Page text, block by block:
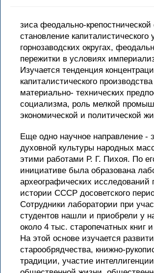
зиса феодально-
становление капиталистического
горнозаводских округах,
пережитки в условиях
Изучается тенденция
капиталистического
материально- технических
социализма, роль мелкой
экономической и политической
Еще одно научное направление -
духовной культуры народных
этими работами Р. Г. Пихоя. По
инициативе была образована
археографических исследований
истории СССР досоветского
Сотрудники лаборатории при
студентов нашли и приобрели у
около 4 тыс. старопечатных книг
На этой основе изучается
старообрядчества, книжно-
традиции, участие